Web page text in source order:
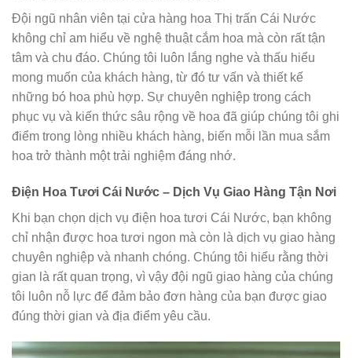
Đội ngũ nhân viên tại cửa hàng hoa Thị trấn Cái Nước
không chỉ am hiểu về nghệ thuật cắm hoa mà còn rất tận
tâm và chu đáo. Chúng tôi luôn lắng nghe và thấu hiểu
mong muốn của khách hàng, từ đó tư vấn và thiết kế
những bó hoa phù hợp. Sự chuyên nghiệp trong cách
phục vụ và kiến thức sâu rộng về hoa đã giúp chúng tôi ghi
điểm trong lòng nhiều khách hàng, biến mỗi lần mua sắm
hoa trở thành một trải nghiệm đáng nhớ.
Điện Hoa Tươi Cái Nước – Dịch Vụ Giao Hàng Tận Nơi
Khi bạn chọn dịch vụ điện hoa tươi Cái Nước, bạn không
chỉ nhận được hoa tươi ngon mà còn là dịch vụ giao hàng
chuyên nghiệp và nhanh chóng. Chúng tôi hiểu rằng thời
gian là rất quan trọng, vì vậy đội ngũ giao hàng của chúng
tôi luôn nỗ lực để đảm bảo đơn hàng của bạn được giao
đúng thời gian và địa điểm yêu cầu.